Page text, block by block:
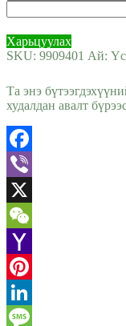
Харьцуулах
SKU: 9909401 Ай:
Та энэ
худалдан авалт
Facebook
Viber
X
WeChat
Yahoo
Mail
Pinterest
LinkedIn